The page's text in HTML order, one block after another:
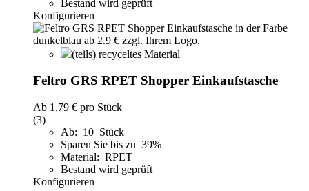
Bestand wird geprüft
Konfigurieren
(teils) recyceltes Material
Feltro GRS RPET Shopper Einkaufstasche
Ab 1,79 € pro Stück
(3)
Ab: 10 Stück
Sparen Sie bis zu 39%
Material: RPET
Bestand wird geprüft
Konfigurieren